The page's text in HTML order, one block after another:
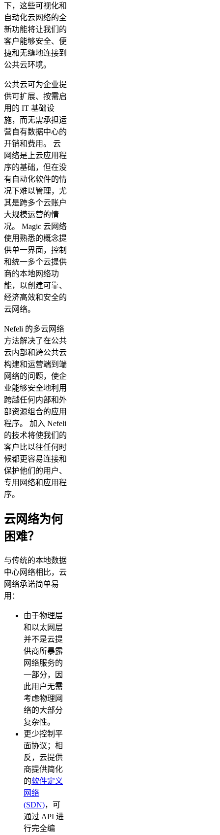
下，这些可视化和
自动化云网络的全
新功能将让我们的
客户能够安全、便
捷和无缝地连接到
公共云环境。
公共云可为企业提
供可扩展、按需启
用的 IT 基础设
施，而无需承担运
营自有数据中心的
开销和费用。 云
网络是上云应用程
序的基础，但在没
有自动化软件的情
况下难以管理，尤
其是跨多个云账户
大规模运营的情
况。 Magic 云网络
使用熟悉的概念提
供单一界面，控制
和统一多个云提供
商的本地网络功
能，以创建可靠、
经济高效和安全的
云网络。
Nefeli 的多云网络
方法解决了在公共
云内部和跨公共云
构建和运营端到端
网络的问题，使企
业能够安全地利用
跨越任何内部和外
部资源组合的应用
程序。 加入 Nefeli
的技术将使我们的
客户比以往任何时
候都更容易连接和
保护他们的用户、
专用网络和应用程
序。
云网络为何
困难？
与传统的本地数据
中心网络相比，云
网络承诺简单易
用：
由于物理层
和以太网层
并不是云提
供商所暴露
网络服务的
一部分，因
此用户无需
考虑物理网
络的大部分
复杂性。
更少控制平
面协议；相
反，云提供
商提供简化
的软件定义
网络
(SDN)，可
通过 API 进
行完全编